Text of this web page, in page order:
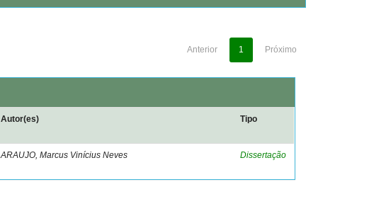
Anterior 1 Próximo
Autor(es) Tipo
ARAUJO, Marcus Vinícius Neves Dissertação